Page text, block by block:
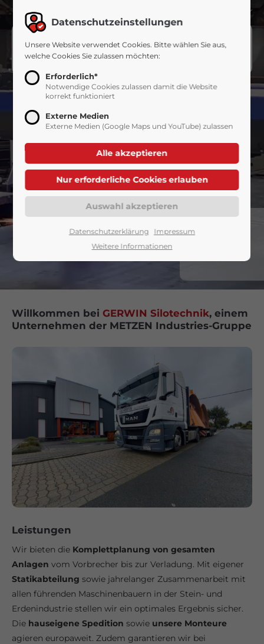
+49 2521 8718-0
Menü
VIDEO ANSEHEN
Willkommen bei GERWIN Silotechnik, einem
Unternehmen der METZEN Industries-Gruppe
Leistungen
Wir bieten die Komplettplanung von gesamten
Anlagen vom Vorbrecher bis zur Verladung. Mit eigener
Statikabteilung sowie jahrelanger Zusammen­arbeit mit
allen führenden Maschinen­bauern in der Stein- und
Erdenindustrie stellen wir ein optimales Ergebnis sicher.
Die hauseigene Spedition sowie unsere Monteure
agieren europaweit. Zudem garantieren wir bei
Datenschutzeinstellungen
Unsere Website verwendet Cookies. Bitte wählen Sie aus,
welche Cookies Sie zulassen möchten:
Erforderlich*
Notwendige Cookies zulassen damit die Website
korrekt funktioniert
Externe Medien
Externe Medien (Google Maps und YouTube) zulassen
Datenschutzerklärung
Impressum
Weitere Informationen